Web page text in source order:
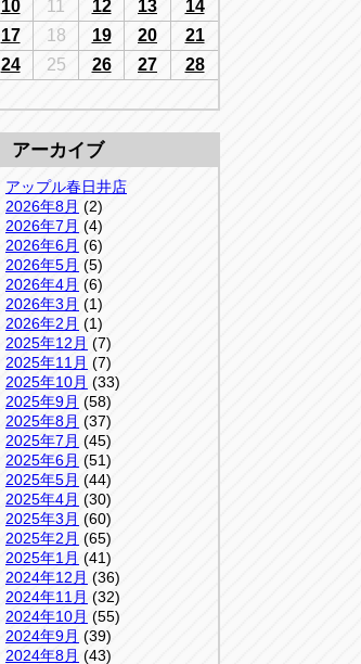
アップルかしわ沼南店
04-7190-1500
10 11 12 13
14
17 18 19 20
21
24 25 26 27
28
アーカイブ
アップル春日井店
2026年8月 (2)
2026年7月 (4)
2026年6月 (6)
2026年5月 (5)
2026年4月 (6)
2026年3月 (1)
2026年2月 (1)
2025年12月 (7)
2025年11月 (7)
2025年10月 (33)
2025年9月 (58)
2025年8月 (37)
2025年7月 (45)
2025年6月 (51)
2025年5月 (44)
2025年4月 (30)
2025年3月 (60)
2025年2月 (65)
2025年1月 (41)
2024年12月 (36)
2024年11月 (32)
2024年10月 (55)
2024年9月 (39)
2024年8月 (43)